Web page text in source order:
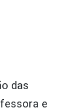
das
e